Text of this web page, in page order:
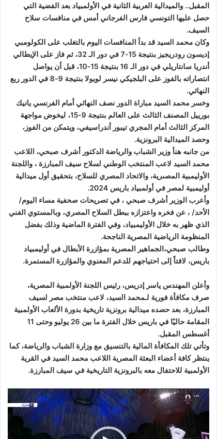
المقبل.. والميدالية العربية الثانية في الأولمبياد بعد الفضية التي
حصل عليها التونسي فارس الفرجاني أمس في منافسات سلاح
السيف.
وكان محمد السيد قد بدأ المنافسات اليوم بالتغلب على الكولومبي
إديسون رودريجيز بنتيجة 15-7 في دور الـ 32، ثم فاز على الإيطالي
أندريا سانتاريلي في دور الـ 16 بنتيجة 15-10، قبل أن يواصل
انتصاراته بالفوز على البلجيكي نيسر لويولا بنتيجة 9-8 في الدور ربع
النهائي.
وخسر محمد السيد مباراة الدور نصف النهائي أمام الفرنسي يانيك
بورييل المصنف الثالث على العالم بنتيجة 9-15، ليخوض مواجهة
المركز الثالث أمام المجري تيبور أندراسيفي، ويتمكن من الفوز،
وحصد الميدالية البرونزية.
من جانبه هنأ وزير الشباب والرياضة الدكتور أشرف صبحي، اللاعب
محمد السيد لاعب المنتخب الوطني لسلاح سيف المبارزة ، واللجنة
الأوليمبية المصىرية، والاتحاد المصري للسلاح، بتحقيق أول ميدالية
أوليمبية لمصر في أولمبياد باريس 2024.
وأعرب الوزير أشرف صبحي ، في تصريحات صحفية مساء اليوم/
الأحد/ ، عن فخره واعتزازه ببطل السلاح المصري، وبالمستوي الفني
الذي ظهر به خلال الأوليمبياد، وفي الفترة الماضية وذلك بفضل
المنظومة الرياضية المصرية الناجحة.
وطالب صبحي،الجماهير المصرية بمؤازرة الأبطال في أوليمبياد
باريس، لافتاً إلى احتياجهم للدعم المعنوي والمؤازرة المستمرة.
وأعلن المهندس ياسر إدريس، رئيس اللجنة الأولمبية المصرية،
صرف مكافأة فورية لـمحمد السيد، لاعب منتخب مصر لسيف
المبارزة، بعد حصده ميدالية برونزية تاريخية بدورة الألعاب الأولمبية
المقامة حاليًا في باريس خلال الفترة ما بين 26 يوليو وحتى 11
أغسطس المقبل.
وتأتي تلك المكافأة المالية بالتنسيق مع وزارة الشباب والرياضة، كما
ينتظر كافة أعضاء البعثة المصرية اللاعب محمد السيد في القرية
الأولمبية للاحتفال معه بالبرونزية التاريخية في سيف المبارزة.
مشغل
الفيديو